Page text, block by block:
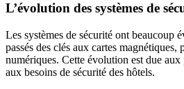
L’évolution des systèmes de
Les systèmes de sécurité ont beaucoup
passés des clés aux cartes magnétiques,
numériques. Cette évolution est due
aux besoins de sécurité des hôtels.